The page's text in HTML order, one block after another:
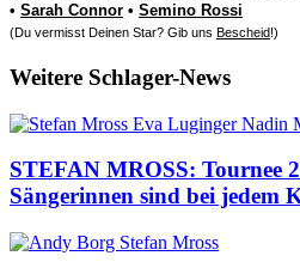
• Sarah Connor • Semino Rossi
(Du vermisst Deinen Star? Gib uns Bescheid!)
Weitere Schlager-News
STEFAN MROSS: Tournee
Sängerinnen sind bei jedem